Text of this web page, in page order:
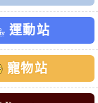
運動站
寵物站